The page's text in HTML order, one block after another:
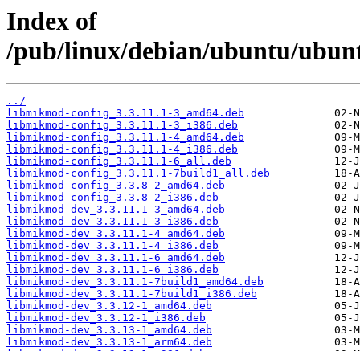
Index of
/pub/linux/debian/ubuntu/
../
libmikmod-config_3.3.11.1-3_amd64.deb
libmikmod-config_3.3.11.1-3_i386.deb
libmikmod-config_3.3.11.1-4_amd64.deb
libmikmod-config_3.3.11.1-4_i386.deb
libmikmod-config_3.3.11.1-6_all.deb
libmikmod-config_3.3.11.1-7build1_all.deb
libmikmod-config_3.3.8-2_amd64.deb
libmikmod-config_3.3.8-2_i386.deb
libmikmod-dev_3.3.11.1-3_amd64.deb
libmikmod-dev_3.3.11.1-3_i386.deb
libmikmod-dev_3.3.11.1-4_amd64.deb
libmikmod-dev_3.3.11.1-4_i386.deb
libmikmod-dev_3.3.11.1-6_amd64.deb
libmikmod-dev_3.3.11.1-6_i386.deb
libmikmod-dev_3.3.11.1-7build1_amd64.deb
libmikmod-dev_3.3.11.1-7build1_i386.deb
libmikmod-dev_3.3.12-1_amd64.deb
libmikmod-dev_3.3.12-1_i386.deb
libmikmod-dev_3.3.13-1_amd64.deb
libmikmod-dev_3.3.13-1_arm64.deb